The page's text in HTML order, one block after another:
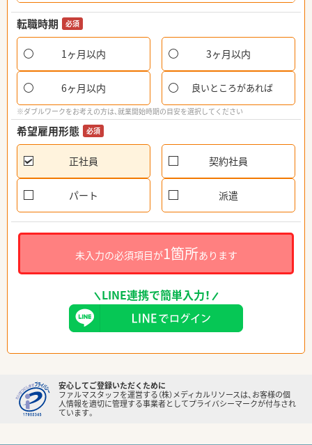
転職時期 必須
1ヶ月以内 3ヶ月以内
6ヶ月以内 良いところがあれば
※ダブルワークをお考えの方は、就業開始時期の目安を選択してください
希望雇用形態 必須
正社員 契約社員
パート 派遣
未入力の必須項目が1箇所あります
LINE連携で簡単入力！
安心してご登録いただくために
ファルマスタッフを運営する（株）メディカルリソースは、お客様の個
人情報を適切に管理する事業者としてプライバシーマークが付与され
ています。